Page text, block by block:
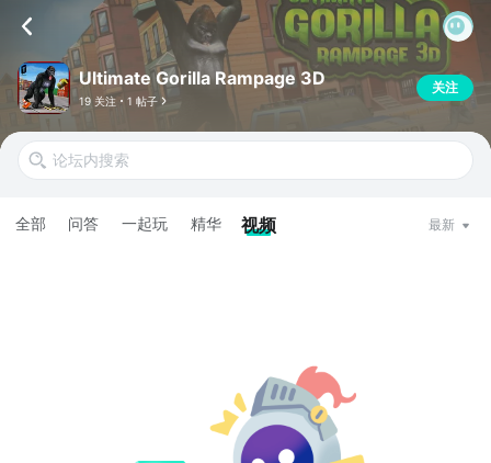
Ultimate Gorilla Rampage 3D
19 关注 1 帖子
关注
全部 问答 一起玩 精华 视频 最新